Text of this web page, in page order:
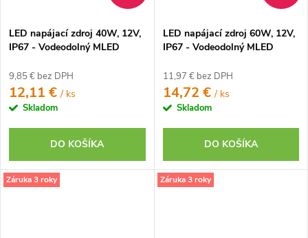
LED napájací zdroj 40W, 12V,
IP67 - Vodeodolný MLED
9,85 € bez DPH
12,11 €/ ks
Skladom
DO KOŠÍKA
LED napájací zdroj 60W, 12V,
IP67 - Vodeodolný MLED
11,97 € bez DPH
14,72 €/ ks
Skladom
DO KOŠÍKA
Záruka 3 roky Záruka 3 roky